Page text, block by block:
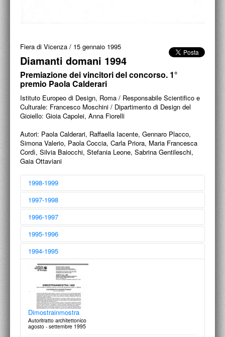
LABORATORI DI PROGETTAZIONE
PROGETTI D'OPERA
PROGETTI CULTURALI
PROGETTO T.E.S.I.
Fiera di Vicenza / 15 gennaio 1995
Diamanti domani 1994
Premiazione dei vincitori del concorso. 1°
premio Paola Calderari
Istituto Europeo di Design, Roma / Responsabile Scientifico e
Culturale: Francesco Moschini / Dipartimento di Design del
Gioiello: Gioia Capolei, Anna Fiorelli
Autori: Paola Calderari, Raffaella Iacente, Gennaro Placco,
Simona Valerio, Paola Coccia, Carla Priora, Maria Francesca
Cordì, Silvia Baiocchi, Stefania Leone, Sabrina Gentileschi,
Gaia Ottaviani
1998-1999
WORK OUT
una settimana di eventi a Roma
9-15 Luglio 1999
A scuola con i grandi fotografi: Paolo Roversi
28 maggio 1999
1997-1998
Equinozi & Sortilegi
Dipartimento di Moda. Nuovi Talenti 1997-1998
12 luglio 1998
1996-1997
Viaggio sotterraneo
Idee per la metropolitana di Roma
luglio - ottobre 1997
1995-1996
Moda ad alta quota. “Omaggio a Capracotta” Paese dei
Sarti
17 agosto 1996
1994-1995
Dimostrainmostra
Autoritratto architettonico
agosto - settembre 1995